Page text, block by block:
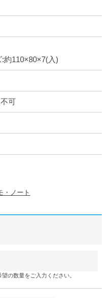
約110×80×7(入)
可
・ノート
望の数量をご入力ください。